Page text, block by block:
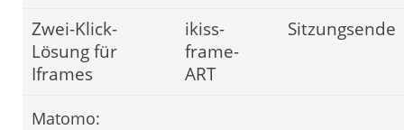
Zwei-Klick-
Lösung für
Iframes
ikiss-
frame-
ART
Sitzungsende
Matomo: